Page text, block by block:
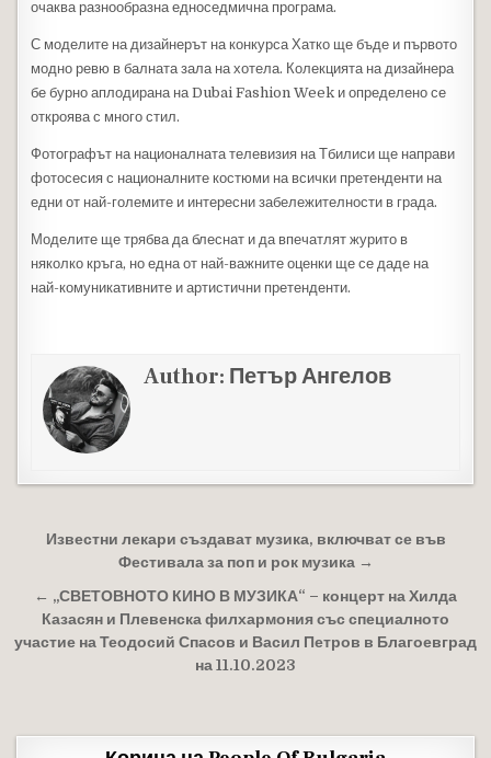
очаква разнообразна едноседмична програма.
С моделите на дизайнерът на конкурса Хатко ще бъде и първото
модно ревю в балната зала на хотела. Колекцията на дизайнера
бе бурно аплодирана на Dubai Fashion Week и определено се
откроява с много стил.
Фотографът на националната телевизия на Тбилиси ще направи
фотосесия с националните костюми на всички претенденти на
едни от най-големите и интересни забележителности в града.
Моделите ще трябва да блеснат и да впечатлят журито в
няколко кръга, но една от най-важните оценки ще се даде на
най-комуникативните и артистични претенденти.
Author: Петър Ангелов
Навигация
Известни лекари създават музика, включват се във
Фестивала за поп и рок музика →
← „СВЕТОВНОТО КИНО В МУЗИКА“ – концерт на Хилда
Казасян и Плевенска филхармония със специалното
участие на Теодосий Спасов и Васил Петров в Благоевград
на 11.10.2023